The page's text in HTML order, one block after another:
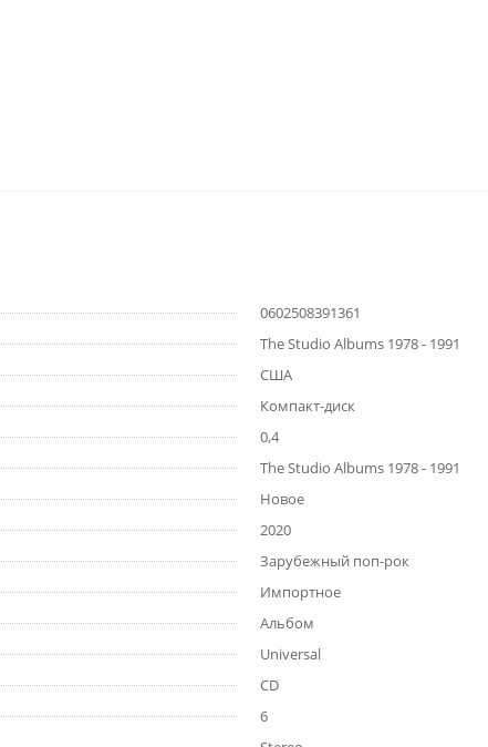
0602508391361
The Studio Albums 1978 - 1991
США
Компакт-диск
0,4
The Studio Albums 1978 - 1991
Новое
2020
Зарубежный поп-рок
Импортное
Альбом
Universal
CD
6